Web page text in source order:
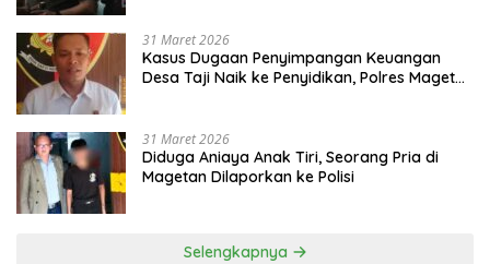
31 Maret 2026
Kasus Dugaan Penyimpangan Keuangan
Desa Taji Naik ke Penyidikan, Polres Magetan
31 Maret 2026
Diduga Aniaya Anak Tiri, Seorang Pria di
Magetan Dilaporkan ke Polisi
Selengkapnya